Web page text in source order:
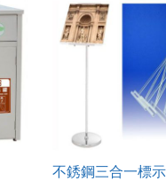
不銹鋼三合一標